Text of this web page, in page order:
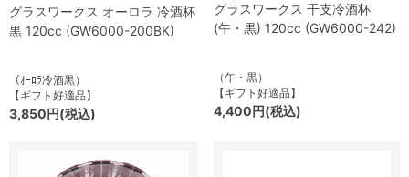
グラスワークス オーロラ 冷酒杯
黒 120cc (GW6000-200BK)
（ｵｰﾛﾗ冷酒黒）
【ギフト好適品】
3,850円(税込)
グラスワークス 干支冷酒杯
(午・黒) 120cc (GW6000-242)
（午・黒）
【ギフト好適品】
4,400円(税込)